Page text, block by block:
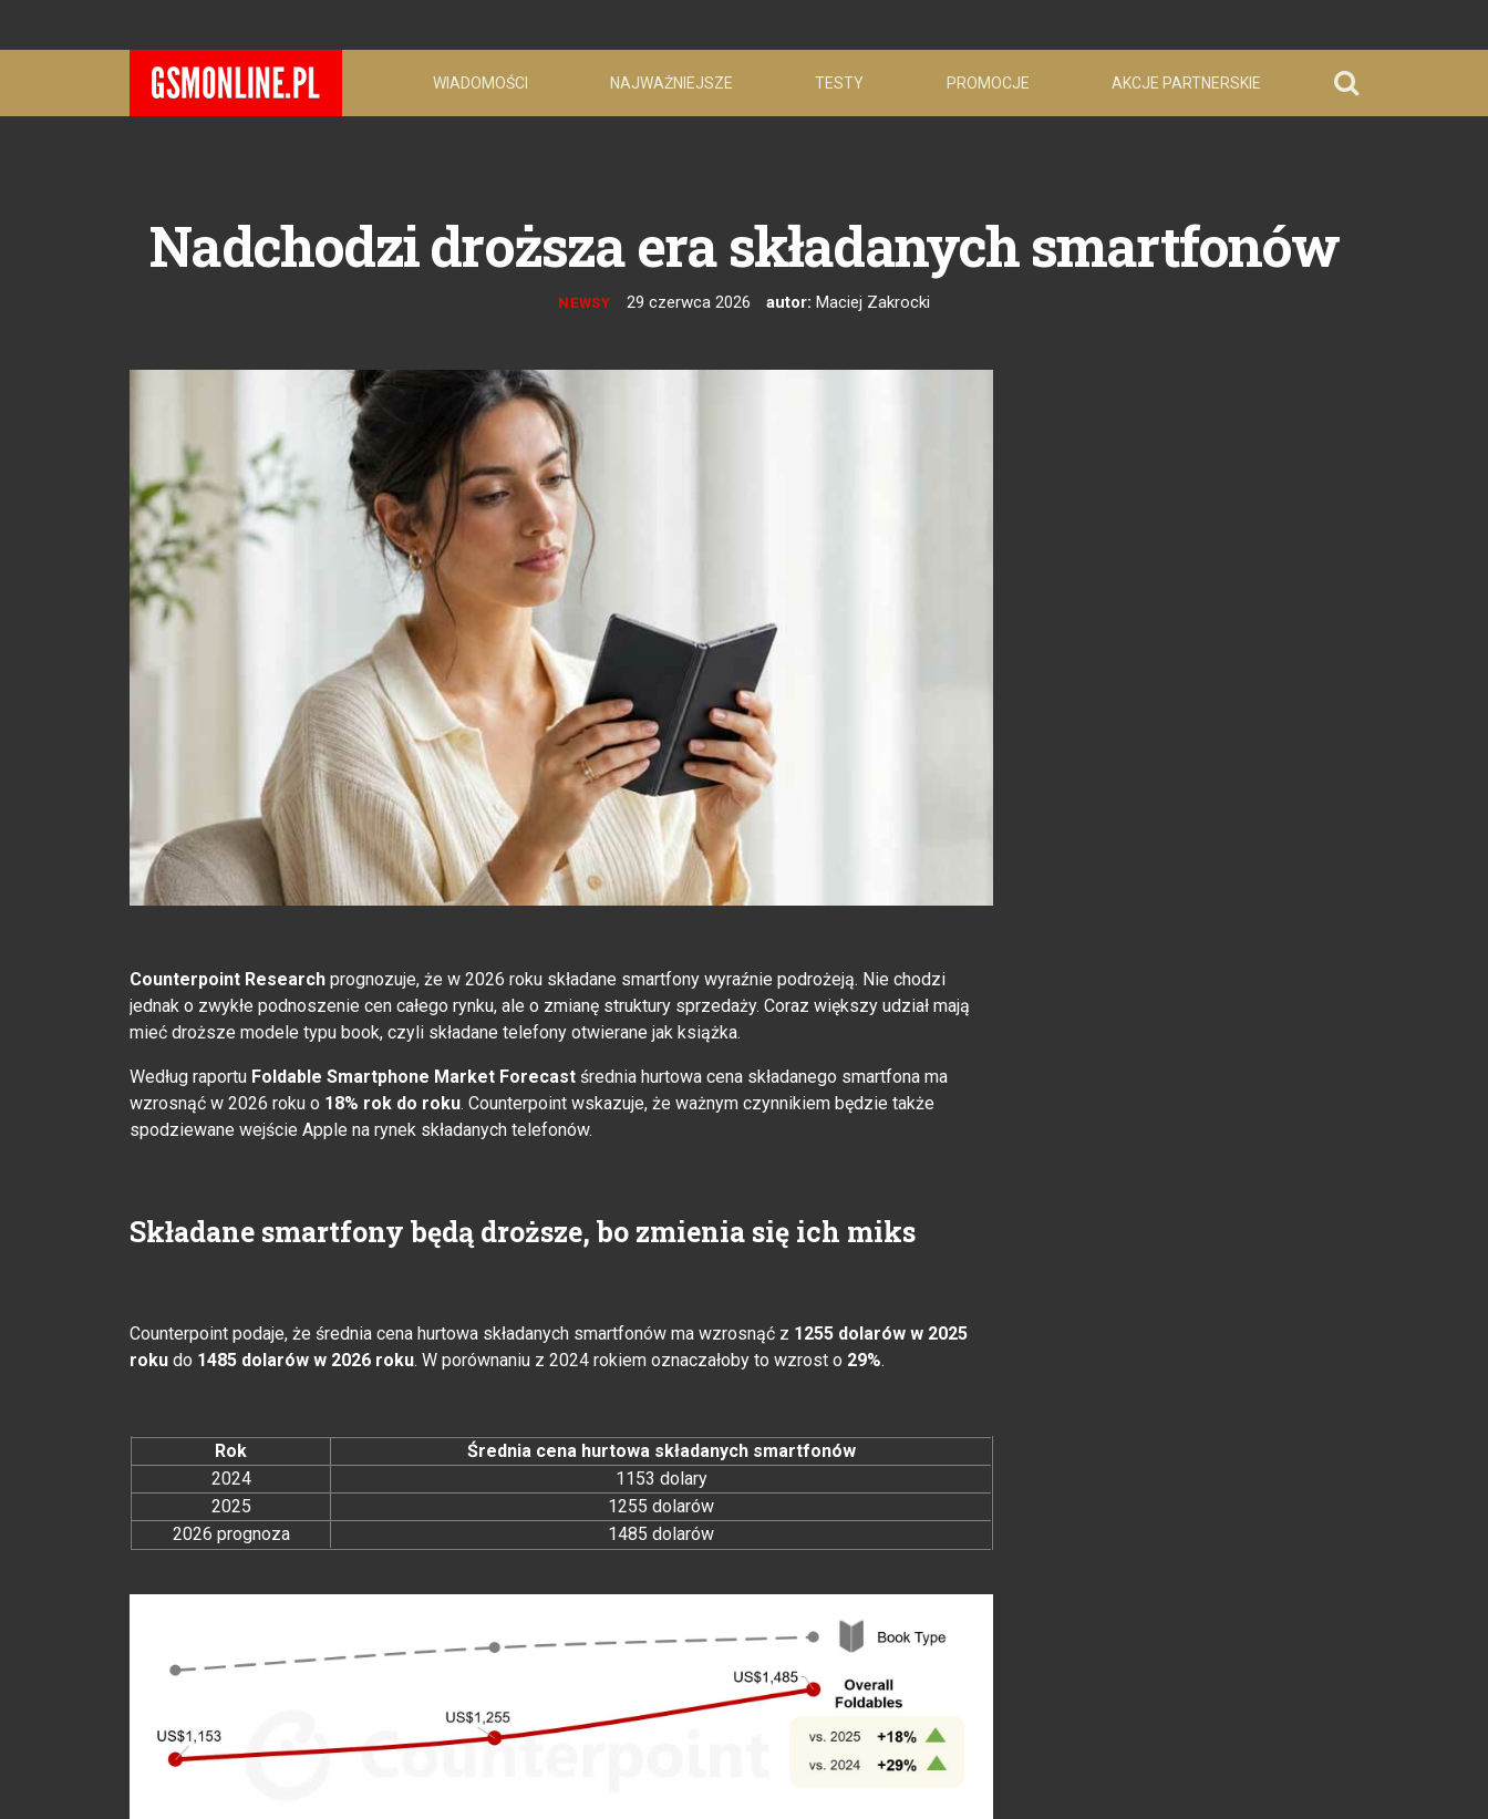
WIADOMOŚCI NAJWAŻNIEJSZE TESTY PROMOCJE AKCJE PARTNERSKIE
Nadchodzi droższa era składanych smartfonów
NEWSY 29 czerwca 2026 autor: Maciej Zakrocki
Counterpoint Research prognozuje, że w 2026 roku składane smartfony wyraźnie podrożeją. Nie chodzi
jednak o zwykłe podnoszenie cen całego rynku, ale o zmianę struktury sprzedaży. Coraz większy udział mają
mieć droższe modele typu book, czyli składane telefony otwierane jak książka.
Według raportu Foldable Smartphone Market Forecast średnia hurtowa cena składanego smartfona ma
wzrosnąć w 2026 roku o 18% rok do roku. Counterpoint wskazuje, że ważnym czynnikiem będzie także
spodziewane wejście Apple na rynek składanych telefonów.
Składane smartfony będą droższe, bo zmienia się ich miks
Counterpoint podaje, że średnia cena hurtowa składanych smartfonów ma wzrosnąć z 1255 dolarów w 2025
roku do 1485 dolarów w 2026 roku. W porównaniu z 2024 rokiem oznaczałoby to wzrost o 29%.
Rok
Średnia cena hurtowa składanych smartfonów
2024
1153 dolary
2025
1255 dolarów
2026 prognoza
1485 dolarów